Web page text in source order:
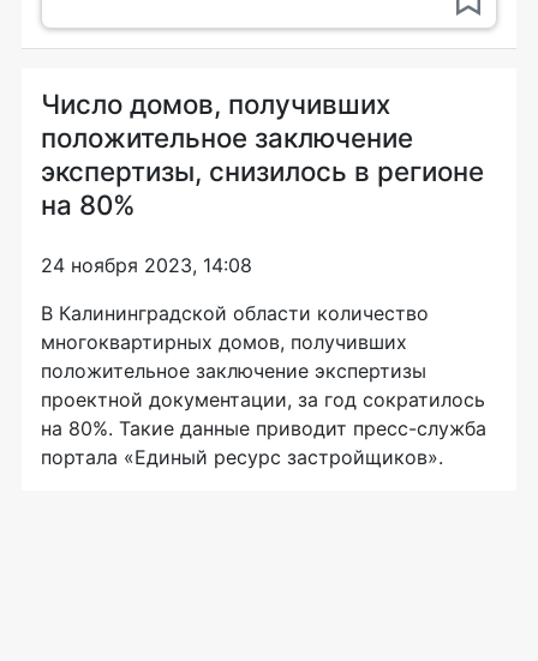
Число домов, получивших
положительное заключение
экспертизы, снизилось в регионе
на 80%
24 ноября 2023, 14:08
В Калининградской области количество
многоквартирных домов, получивших
положительное заключение экспертизы
проектной документации, за год сократилось
на 80%. Такие данные приводит пресс-служба
портала «Единый ресурс застройщиков».